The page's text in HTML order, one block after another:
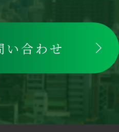
い合わせ